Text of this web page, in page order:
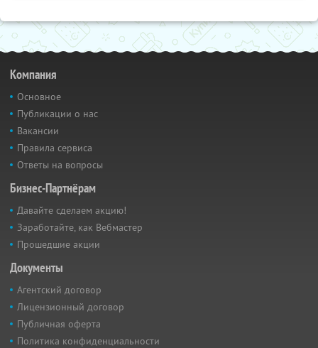
Компания
Основное
Публикации о нас
Вакансии
Правила сервиса
Ответы на вопросы
Бизнес-Партнёрам
Давайте сделаем акцию!
Заработайте, как Вебмастер
Прошедшие акции
Документы
Агентский договор
Лицензионный договор
Публичная оферта
Политика конфиденциальности